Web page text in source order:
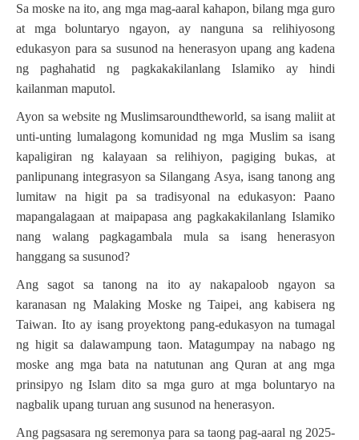
Sa moske na ito, ang mga mag-aaral kahapon, bilang mga guro
at mga boluntaryo ngayon, ay nanguna sa relihiyosong
edukasyon para sa susunod na henerasyon upang ang kadena
ng paghahatid ng pagkakakilanlang Islamiko ay hindi
kailanman maputol.
Ayon sa website ng Muslimsaroundtheworld, sa isang maliit at
unti-unting lumalagong komunidad ng mga Muslim sa isang
kapaligiran ng kalayaan sa relihiyon, pagiging bukas, at
panlipunang integrasyon sa Silangang Asya, isang tanong ang
lumitaw na higit pa sa tradisyonal na edukasyon: Paano
mapangalagaan at maipapasa ang pagkakakilanlang Islamiko
nang walang pagkagambala mula sa isang henerasyon
hanggang sa susunod?
Ang sagot sa tanong na ito ay nakapaloob ngayon sa
karanasan ng Malaking Moske ng Taipei, ang kabisera ng
Taiwan. Ito ay isang proyektong pang-edukasyon na tumagal
ng higit sa dalawampung taon. Matagumpay na nabago ng
moske ang mga bata na natutunan ang Quran at ang mga
prinsipyo ng Islam dito sa mga guro at mga boluntaryo na
nagbalik upang turuan ang susunod na henerasyon.
Ang pagsasara ng seremonya para sa taong pag-aaral ng 2025-